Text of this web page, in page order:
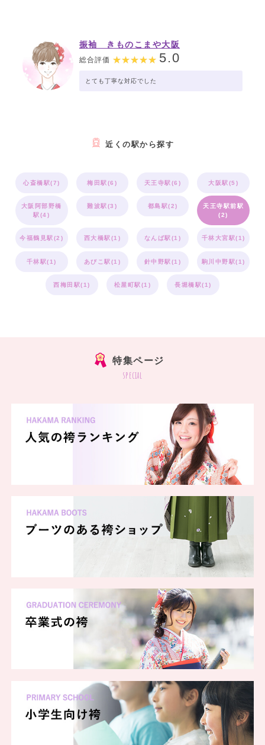
振袖 きものこまや大阪
総合評価 5.0
とても丁寧な対応でした
近くの駅から探す
心斎橋駅(7) 梅田駅(6) 天王寺駅(6) 大阪駅(5)
大阪阿部野橋
駅(4)
難波駅(3) 都島駅(2)
天王寺駅前駅
(2)
今福鶴見駅(2) 西大橋駅(1) なんば駅(1) 千林大宮駅(1)
千林駅(1) あびこ駅(1) 針中野駅(1) 駒川中野駅(1)
西梅田駅(1) 松屋町駅(1) 長堀橋駅(1)
特集ページ
special